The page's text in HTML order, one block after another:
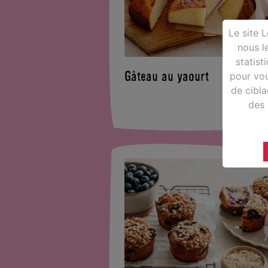
Gâteau au yaourt
Le site
nous
pour
de
des